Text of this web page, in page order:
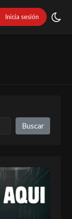
Inicia sesión
Buscar